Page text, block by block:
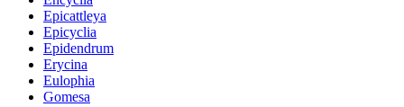
Epicattleya
Epicyclia
Epidendrum
Erycina
Eulophia
Gomesa